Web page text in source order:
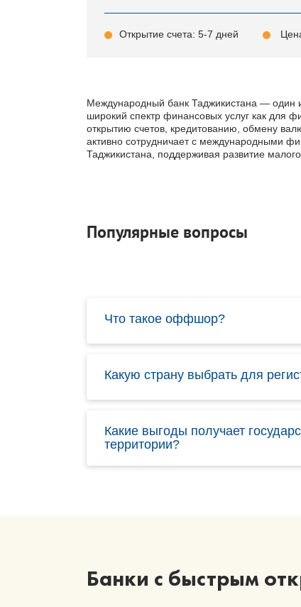
Открытие счета: 5-7 дней
Международный банк Таджикистана — один
широкий спектр финансовых услуг как для
открытию счетов, кредитованию, обмену
активно сотрудничает с международными
Таджикистана, поддерживая развитие
Популярные вопросы
Что такое оффшор?
Какую страну выбрать для
Какие выгоды получает
территории?
Банки с быстрым